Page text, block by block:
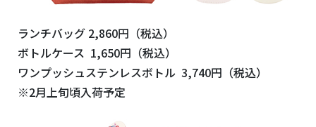
ランチバッグ 2,860円（税込）
ボトルケース 1,650円（税込）
ワンプッシュステンレスボトル 3,740円（税込）
※2月上旬頃入荷予定